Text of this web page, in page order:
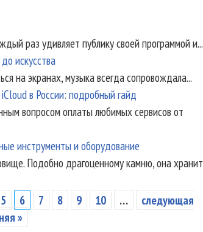
раз удивляет публику своей программой и...
искусства
на экранах, музыка всегда сопровождала...
в России: подробный гайд
вопросом оплаты любимых сервисов от
инструменты и оборудование
Подобно драгоценному камню, она хранит
5 6 7 8 9 10 …
следующая
»